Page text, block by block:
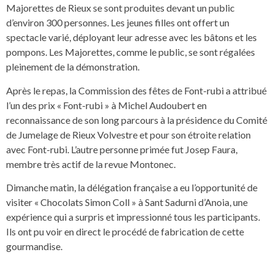
Majorettes de Rieux se sont produites devant un public
d’environ 300 personnes. Les jeunes filles ont offert un
spectacle varié, déployant leur adresse avec les bâtons et les
pompons. Les Majorettes, comme le public, se sont régalées
pleinement de la démonstration.
Après le repas, la Commission des fêtes de Font-rubi a attribué
l’un des prix « Font-rubi » à Michel Audoubert en
reconnaissance de son long parcours à la présidence du Comité
de Jumelage de Rieux Volvestre et pour son étroite relation
avec Font-rubi. L’autre personne primée fut Josep Faura,
membre très actif de la revue Montonec.
Dimanche matin, la délégation française a eu l’opportunité de
visiter « Chocolats Simon Coll » à Sant Sadurni d’Anoia, une
expérience qui a surpris et impressionné tous les participants.
Ils ont pu voir en direct le procédé de fabrication de cette
gourmandise.